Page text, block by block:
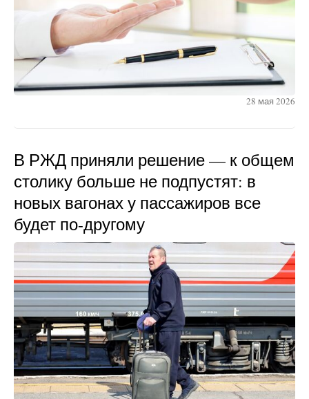
28 мая 2026
В РЖД приняли решение — к общем
столику больше не подпустят: в
новых вагонах у пассажиров все
будет по-другому